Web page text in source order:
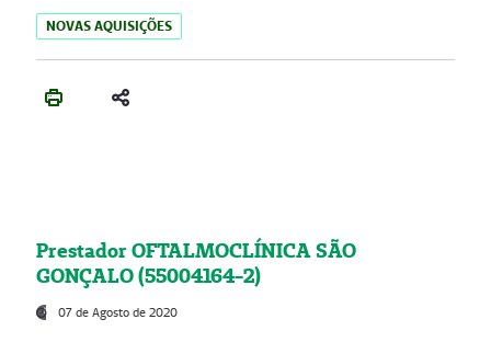
NOVAS AQUISIÇÕES
Prestador OFTALMOCLÍNICA SÃO
GONÇALO (55004164-2)
07 de Agosto de 2020